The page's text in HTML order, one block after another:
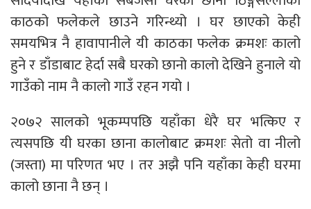
काठको फलेकले छाउने गरिन्थ्यो । घर छाएको केही
समयभित्र नै हावापानीले यी काठका फलेक क्रमशः कालो
हुने र डाँडाबाट हेर्दा सबै घरको छानो कालो देखिने हुनाले यो
गाउँको नाम नै कालो गाउँ रहन गयो ।
२०७२ सालको भूकम्पपछि यहाँका धेरै घर भत्किए र
त्यसपछि यी घरका छाना कालोबाट क्रमशः सेतो वा नीलो
(जस्ता) मा परिणत भए । तर अझै पनि यहाँका केही घरमा
कालो छाना नै छन् ।